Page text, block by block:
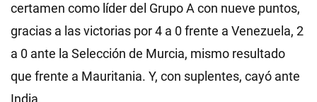
certamen como líder del Grupo A con nueve puntos,
gracias a las victorias por 4 a 0 frente a Venezuela, 2
a 0 ante la Selección de Murcia, mismo resultado
que frente a Mauritania. Y, con suplentes, cayó ante
India.